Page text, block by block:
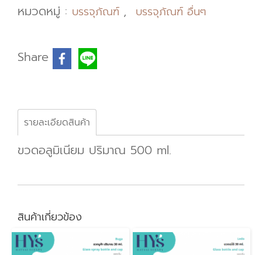
หมวดหมู่ : บรรจุภัณฑ์ , บรรจุภัณฑ์ อื่นๆ
Share
รายละเอียดสินค้า
ขวดอลูมิเนียม ปริมาณ 500 ml.
สินค้าเกี่ยวข้อง